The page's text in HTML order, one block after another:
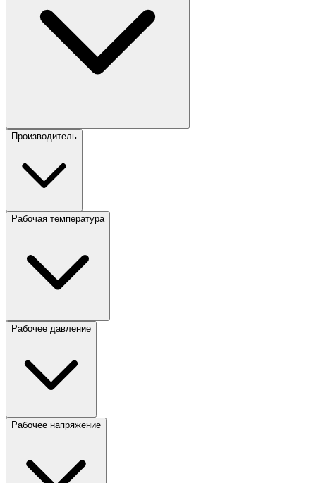
Производитель
Рабочая температура
Рабочее давление
Рабочее напряжение